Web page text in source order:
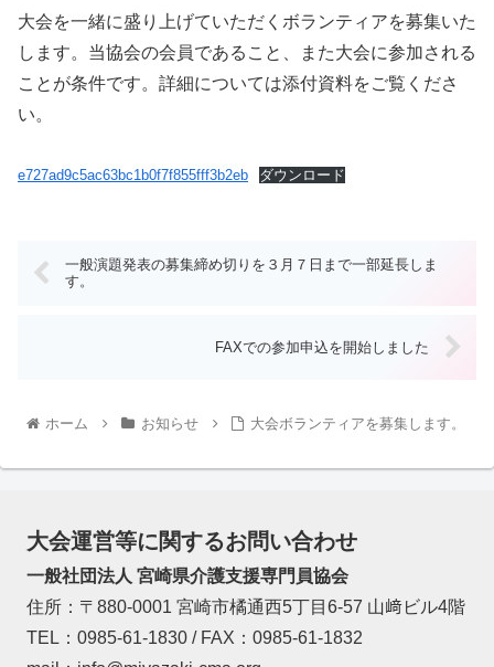
大会を一緒に盛り上げていただくボランティアを募集いた
します。当協会の会員であること、また大会に参加される
ことが条件です。詳細については添付資料をご覧くださ
い。
e727ad9c5ac63bc1b0f7f855fff3b2eb ダウンロード
一般演題発表の募集締め切りを３月７日まで一部延長しま
す。
FAXでの参加申込を開始しました
ホーム お知らせ 大会ボランティアを募集します。
大会運営等に関するお問い合わせ
一般社団法人 宮崎県介護支援専門員協会
住所：〒880-0001 宮崎市橘通西5丁目6-57 山﨑ビル4階
TEL：0985-61-1830 / FAX：0985-61-1832